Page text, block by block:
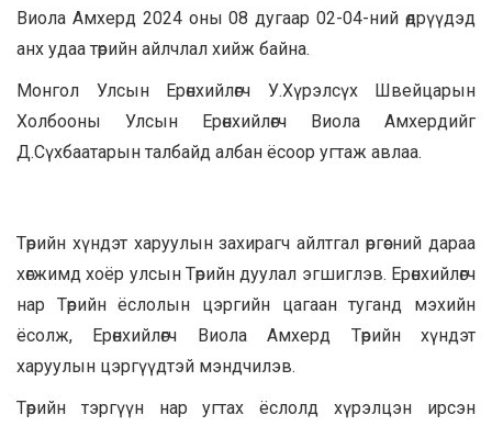
Виола Амхерд 2024 оны 08 дугаар 02-04-ний өдрүүдэд
анх удаа төрийн айлчлал хийж байна.
Монгол Улсын Ерөнхийлөгч У.Хүрэлсүх Швейцарын
Холбооны Улсын Ерөнхийлөгч Виола Амхердийг
Д.Сүхбаатарын талбайд албан ёсоор угтаж авлаа.
Төрийн хүндэт харуулын захирагч айлтгал өргөсний дараа
хөгжимд хоёр улсын Төрийн дуулал эгшиглэв. Ерөнхийлөгч
нар Төрийн ёслолын цэргийн цагаан туганд мэхийн
ёсолж, Ерөнхийлөгч Виола Амхерд Төрийн хүндэт
харуулын цэргүүдтэй мэндчилэв.
Төрийн тэргүүн нар угтах ёслолд хүрэлцэн ирсэн